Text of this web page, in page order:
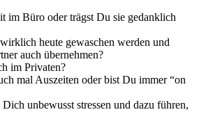
im Büro oder trägst Du sie gedanklich
heute gewaschen werden und
auch übernehmen?
im Privaten?
mal Auszeiten oder bist Du immer “on
unbewusst stressen und dazu führen,